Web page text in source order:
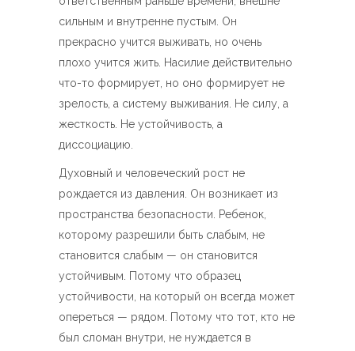
сильным и внутренне пустым. Он
прекрасно учится выживать, но очень
плохо учится жить. Насилие действительно
что-то формирует, но оно формирует не
зрелость, а систему выживания. Не силу, а
жесткость. Не устойчивость, а
диссоциацию.
Духовный и человеческий рост не
рождается из давления. Он возникает из
пространства безопасности. Ребенок,
которому разрешили быть слабым, не
становится слабым — он становится
устойчивым. Потому что образец
устойчивости, на который он всегда может
опереться — рядом. Потому что тот, кто не
был сломан внутри, не нуждается в